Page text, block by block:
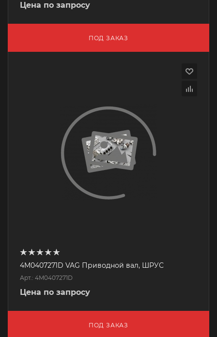
Цена по запросу
ПОД ЗАКАЗ
4M0407271D VAG Приводной вал, ШРУС
Арт.: 4M0407271D
Цена по запросу
ПОД ЗАКАЗ